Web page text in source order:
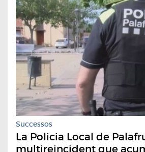
Successos
La Policia Local de
multireincident que